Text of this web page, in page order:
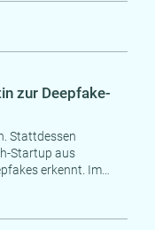
zur Deepfake-
Stattdessen
Startup aus
erkennt. Im…